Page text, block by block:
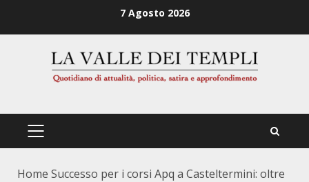
7 Agosto 2026
PRIMÄRES
Home Successo per i corsi Apq a Casteltermini: oltre